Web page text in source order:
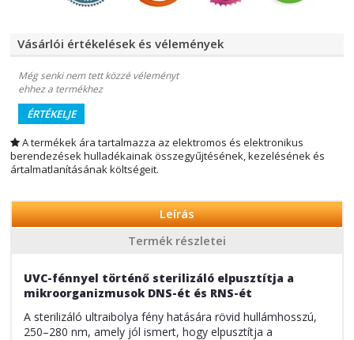
Vásárlói értékelések és vélemények
Még senki nem tett közzé véleményt
ehhez a termékhez
ÉRTÉKELJE
A termékek ára tartalmazza az elektromos és elektronikus
berendezések hulladékainak összegyűjtésének, kezelésének és
ártalmatlanításának költségeit.
Leírás
Termék részletei
UVC-fénnyel történő sterilizáló elpusztítja a
mikroorganizmusok DNS-ét és RNS-ét
A sterilizáló ultraibolya fény hatására rövid hullámhosszú,
250–280 nm, amely jól ismert, hogy elpusztítja a